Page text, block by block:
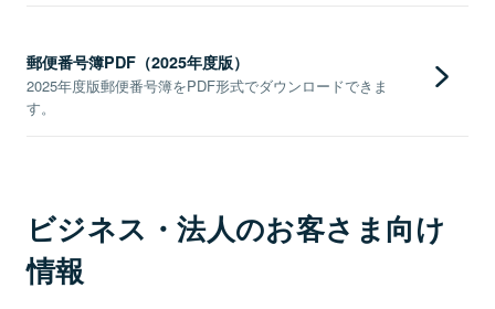
郵便番号簿PDF（2025年度版）
2025年度版郵便番号簿をPDF形式でダウンロードできま
す。
ビジネス・法人のお客さま向け
情報